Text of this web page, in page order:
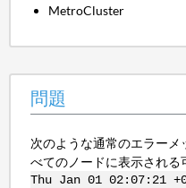
MetroCluster
問題
次のような通常のエラー
べてのノードに表示される
Thu Jan 01 02:07:21